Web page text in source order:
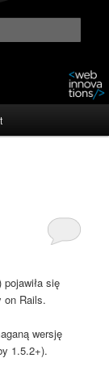
się
on Rails.
wersję
1.5.2+).